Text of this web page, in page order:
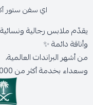
اي سفن ستور
يقدّم ملابس رجالية
وأناقة دائمة ✨
من أشهر البراندات العالمية،
وسعداء بخدمة أكثر من 300,000 عميل حول المملكة.